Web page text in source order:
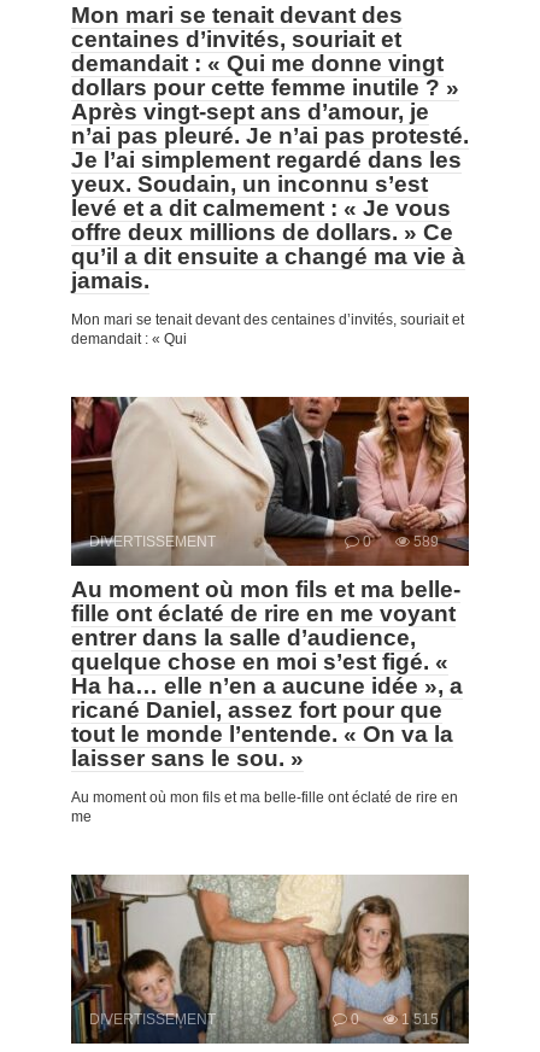
Mon mari se tenait devant des
centaines d’invités, souriait et
demandait : « Qui me donne vingt
dollars pour cette femme inutile ? »
Après vingt-sept ans d’amour, je
n’ai pas pleuré. Je n’ai pas protesté.
Je l’ai simplement regardé dans les
yeux. Soudain, un inconnu s’est
levé et a dit calmement : « Je vous
offre deux millions de dollars. » Ce
qu’il a dit ensuite a changé ma vie à
jamais.
Mon mari se tenait devant des centaines d’invités, souriait et
demandait : « Qui
DIVERTISSEMENT 0 589
Au moment où mon fils et ma belle-
fille ont éclaté de rire en me voyant
entrer dans la salle d’audience,
quelque chose en moi s’est figé. «
Ha ha… elle n’en a aucune idée », a
ricané Daniel, assez fort pour que
tout le monde l’entende. « On va la
laisser sans le sou. »
Au moment où mon fils et ma belle-fille ont éclaté de rire en
me
DIVERTISSEMENT 0 1 515